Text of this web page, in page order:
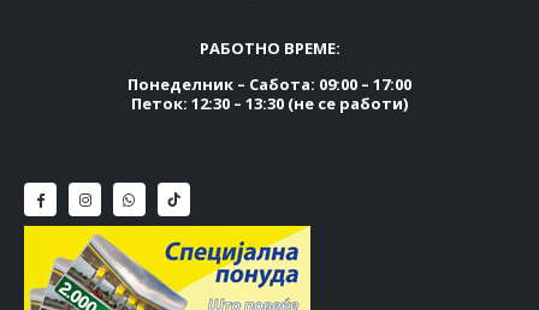
РАБОТНО ВРЕМЕ:
Понеделник – Сабота: 09:00 – 17:00
Петок: 12:30 – 13:30 (не се работи)